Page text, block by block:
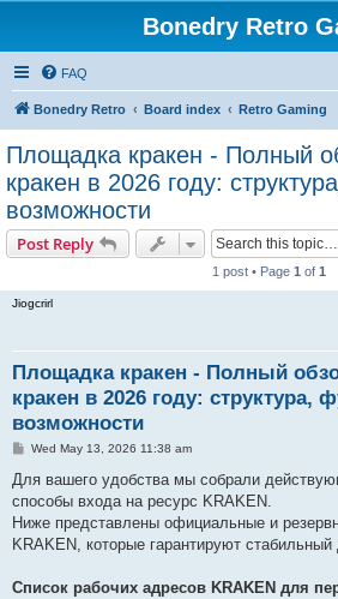
Bonedry Retro
FAQ
Bonedry Retro Board index Retro Gaming
Площадка кракен - Полный
кракен в 2026 году:
возможности
Post Reply
1 post • Page 1 of 1
Jiogcrirl
Площадка кракен - Полный
кракен в 2026 году: структура,
возможности
P
s
Wed May 13, 2026 11:38 am
Для вашего удобства мы собрали
способы входа на ресурс KRAKEN.
Ниже представлены официальные и
KRAKEN, которые гарантируют стабильный
Список рабочих адресов KRAKEN для